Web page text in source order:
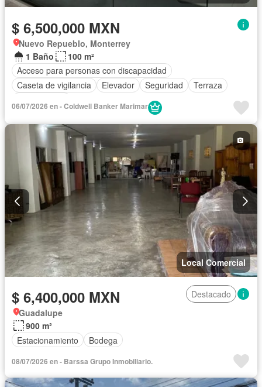
$ 6,500,000 MXN
Nuevo Repueblo, Monterrey
1 Baño
100 m²
Acceso para personas con discapacidad
Caseta de vigilancia
Elevador Seguridad
Terraza
06/07/2026 en - Coldwell Banker Marimar
Local Comercial
$ 6,400,000 MXN
Destacado
Guadalupe
900 m²
Estacionamiento
Bodega
08/07/2026 en - Barssa Grupo Inmobiliario.